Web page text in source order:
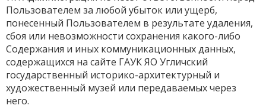
Пользователем за любой убыток или ущерб,
понесенный Пользователем в результате удаления,
сбоя или невозможности сохранения какого-либо
Содержания и иных коммуникационных данных,
содержащихся на сайте ГАУК ЯО Угличский
государственный историко-архитектурный и
художественный музей или передаваемых через
него.